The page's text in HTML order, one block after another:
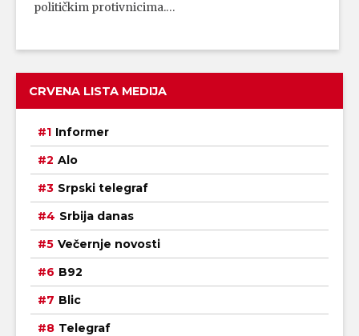
političkim protivnicima.…
CRVENA LISTA MEDIJA
Informer
Alo
Srpski telegraf
Srbija danas
Večernje novosti
B92
Blic
Telegraf